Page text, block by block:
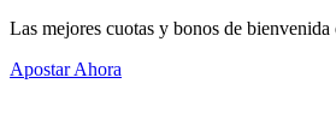
Las mejores cuotas y bonos de bienvenida
Apostar Ahora